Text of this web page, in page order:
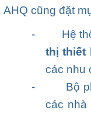
AHQ cũng đặt
-
Hệ
thị thiết
các nhu
-
Bộ
các nhà